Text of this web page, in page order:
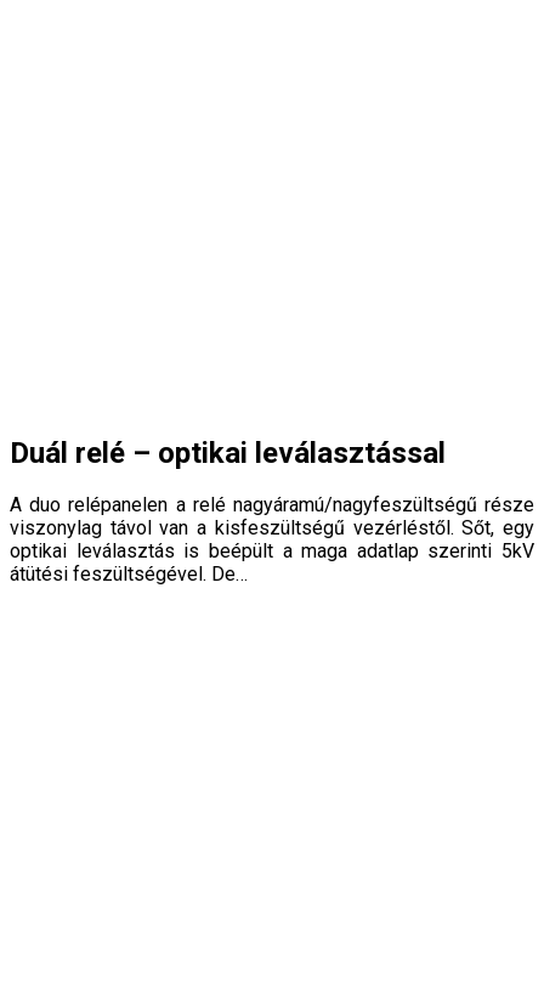
Duál relé – optikai leválasztással
A duo relépanelen a relé nagyáramú/nagyfeszültségű része
viszonylag távol van a kisfeszültségű vezérléstől. Sőt, egy
optikai leválasztás is beépült a maga adatlap szerinti 5kV
átütési feszültségével. De…